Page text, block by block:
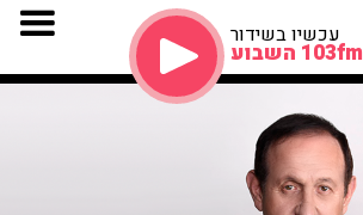
עכשיו בשידור
103fm השבוע